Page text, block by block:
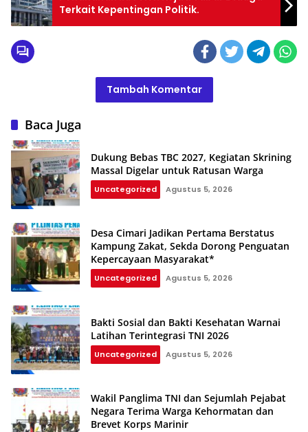
Terkait Kepentingan Politik.
Tambah Komentar
Baca Juga
Dukung Bebas TBC 2027, Kegiatan Skrining
Massal Digelar untuk Ratusan Warga
Uncategorized Agustus 5, 2026
Desa Cimari Jadikan Pertama Berstatus
Kampung Zakat, Sekda Dorong Penguatan
Kepercayaan Masyarakat*
Uncategorized Agustus 5, 2026
Bakti Sosial dan Bakti Kesehatan Warnai
Latihan Terintegrasi TNI 2026
Uncategorized Agustus 5, 2026
Wakil Panglima TNI dan Sejumlah Pejabat
Negara Terima Warga Kehormatan dan
Brevet Korps Marinir